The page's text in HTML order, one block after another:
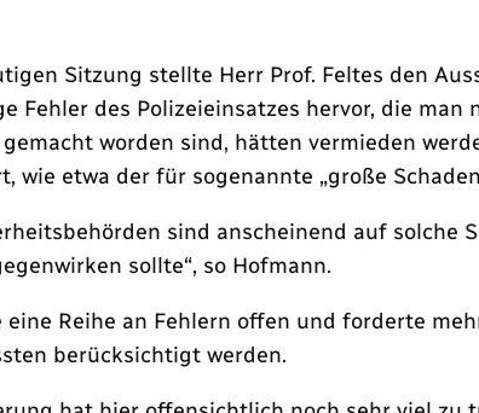
Sitzung stellte Herr Prof. Feltes den
Fehler des Polizeieinsatzes hervor, die
gemacht worden sind, hätten vermieden
wie etwa der für sogenannte „große
sind anscheinend auf
sollte“, so Hofmann.
eine Reihe an Fehlern offen und forderte
berücksichtigt werden.